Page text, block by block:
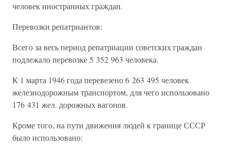
человек иностранных граждан.
Перевозки репатриантов:
Всего за весь период репатриации советских граждан
подлежало перевозке 5 352 963 человека.
К 1 марта 1946 года перевезено 6 263 495 человек
железнодорожным транспортом, для чего использовано
176 431 жел. дорожных вагонов.
Кроме того, на пути движения людей к границе СССР
было использовано: